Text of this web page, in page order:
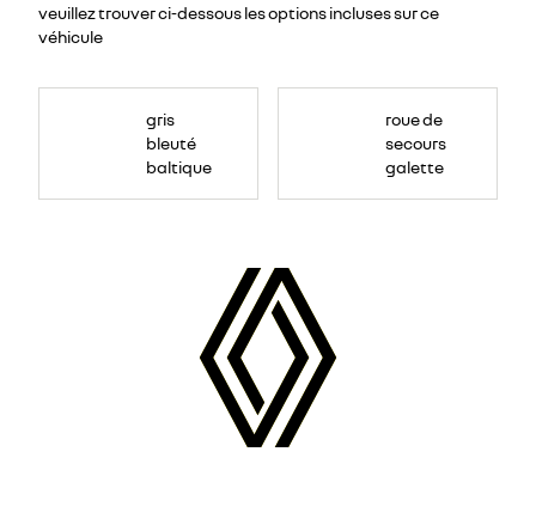
veuillez trouver ci-dessous les options incluses sur ce
véhicule
gris
bleuté
baltique
roue de
secours
galette